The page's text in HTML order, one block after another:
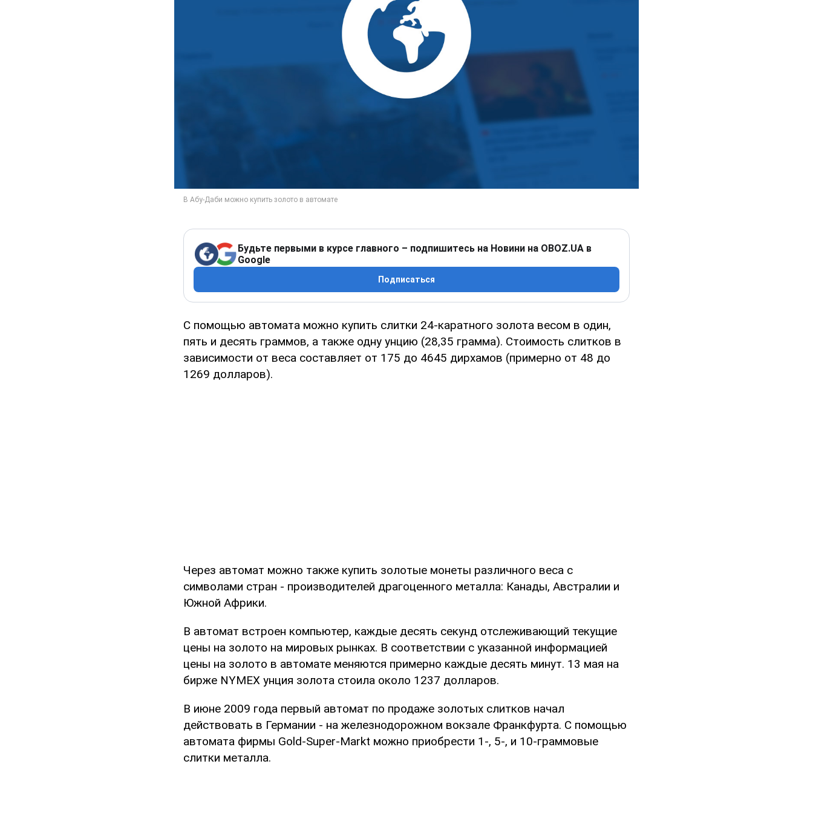
Будьте первыми в курсе главного – подпишитесь на Новини на OBOZ.UA в
Google
Подписаться
С помощью автомата можно купить слитки 24-каратного золота весом в один,
пять и десять граммов, а также одну унцию (28,35 грамма). Стоимость слитков в
зависимости от веса составляет от 175 до 4645 дирхамов (примерно от 48 до
1269 долларов).
Через автомат можно также купить золотые монеты различного веса с
символами стран - производителей драгоценного металла: Канады, Австралии и
Южной Африки.
В автомат встроен компьютер, каждые десять секунд отслеживающий текущие
цены на золото на мировых рынках. В соответствии с указанной информацией
цены на золото в автомате меняются примерно каждые десять минут. 13 мая на
бирже NYMEX унция золота стоила около 1237 долларов.
В июне 2009 года первый автомат по продаже золотых слитков начал
действовать в Германии - на железнодорожном вокзале Франкфурта. С помощью
автомата фирмы Gold-Super-Markt можно приобрести 1-, 5-, и 10-граммовые
слитки металла.